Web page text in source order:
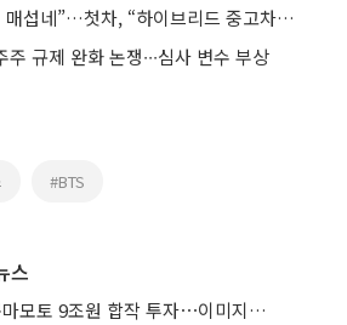
“하이브리드차 인기 매섭네”…첫차, “하이브리드 중고차 실구매 문의 52% 늘어”
규제 완화 논쟁∙∙∙심사 변수 부상
#BTS
스
소니ㆍTSMC, 日 구마모토 9조원 합작 투자⋯이미지 센서 반도체 양산